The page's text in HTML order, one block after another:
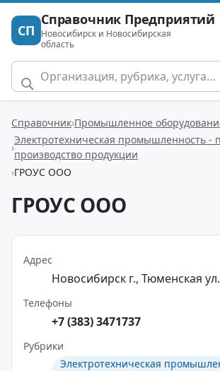
СП
Справочник Предприятий
Новосибирск и Новосибирская
область
Справочник Промышленное
Электротехническая промышленность -
производство продукции
ГРОУС ООО
ГРОУС ООО
Адрес
Новосибирск г., Тюменская
Телефоны
+7 (383) 3471737
Рубрики
Электротехническая